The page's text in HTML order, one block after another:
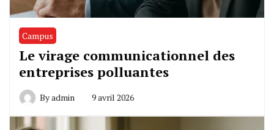
Campus
Le virage communicationnel des
entreprises polluantes
Byadmin 9 avril 2026